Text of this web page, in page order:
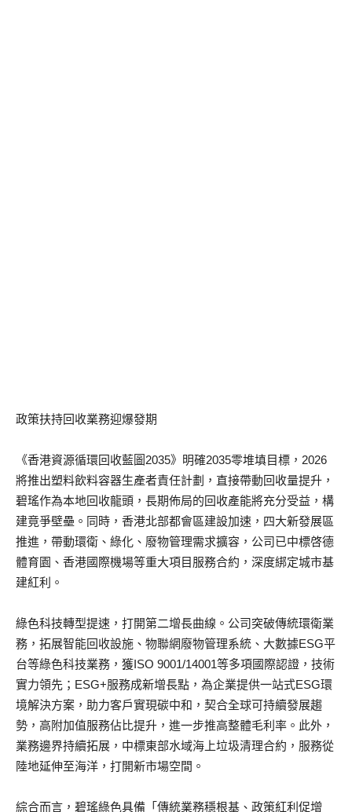
政策扶持回收業務迎爆發期
《香港資源循環回收藍圖2035》明確2035零堆填目標，2026
將推出塑料飲料容器生產者責任計劃，直接帶動回收量提升，
碧瑤作為本地回收龍頭，長期佈局的回收產能將充分受益，構
建竟爭壁壘。同時，香港北部都會區建設加速，四大新發展區
推進，帶動環衛、綠化、廢物管理需求擴容，公司已中標啓德
體育園、香港國際機場等重大項目服務合約，深度綁定城市基
建紅利。
綠色科技轉型提速，打開第二增長曲線。公司突破傳統環衛業
務，拓展智能回收設施、物聯網廢物管理系統、大數據ESG平
台等綠色科技業務，獲ISO 9001/14001等多項國際認證，技術
實力領先；ESG+服務成新增長點，為企業提供一站式ESG環
境解決方案，助力客戶實現碳中和，契合全球可持續發展趨
勢，高附加值服務佔比提升，進一步推高整體毛利率。此外，
業務邊界持續拓展，中標東部水域海上垃圾清理合約，服務從
陸地延伸至海洋，打開新市場空間。
綜合而言，碧瑤綠色具備「傳統業務穩根基、政策紅利促增